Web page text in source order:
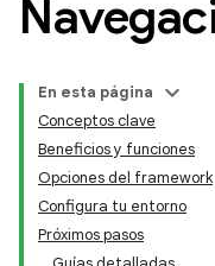
En esta página
Conceptos clave
Beneficios y funciones
Opciones del framework
Configura tu entorno
Próximos pasos